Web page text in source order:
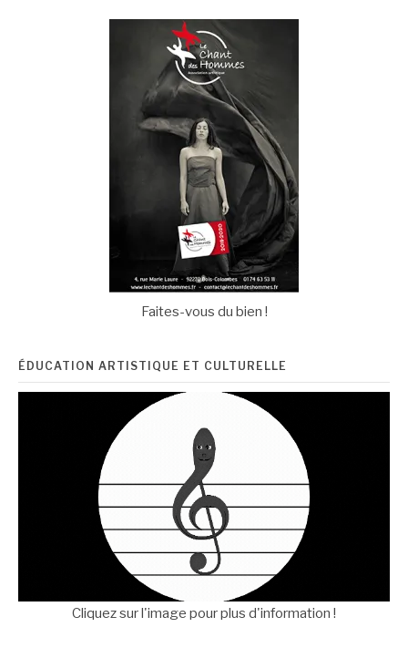
Faites-vous du bien !
ÉDUCATION ARTISTIQUE ET CULTURELLE
Cliquez sur l'image pour plus d'information !